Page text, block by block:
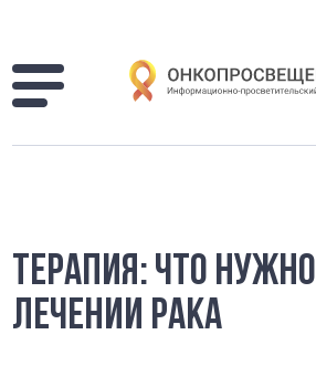
ТЕРАПИЯ: ЧТО
ЛЕЧЕНИИ РАКА